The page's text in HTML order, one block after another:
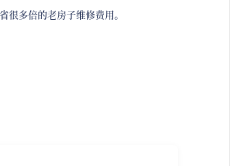
多倍的老房子维修费用。